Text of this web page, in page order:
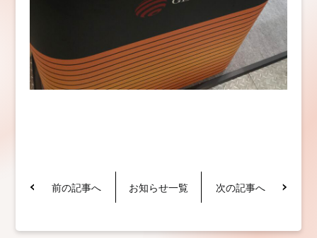
前の記事へ お知らせ一覧 次の記事へ